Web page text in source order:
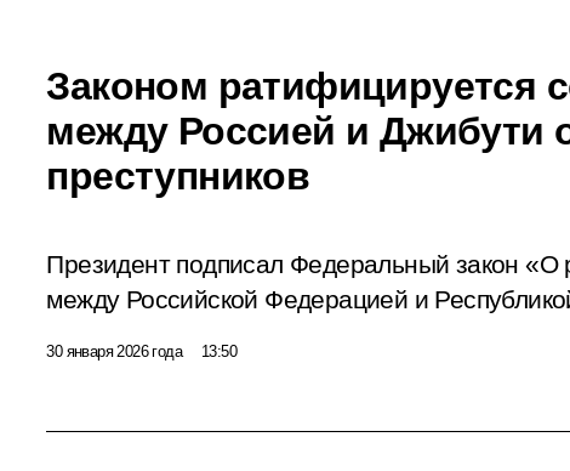
Законом ратифицируется
между Россией и Джибути
преступников
Президент подписал Федеральный закон
между Российской Федерацией и
30 января 2026 года 13:50